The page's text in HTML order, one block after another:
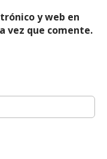
y web en
vez que comente.